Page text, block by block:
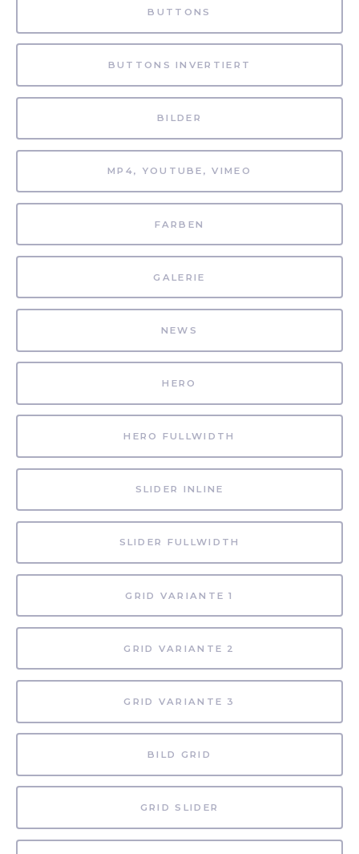
BUTTONS
BUTTONS INVERTIERT
BILDER
MP4, YOUTUBE, VIMEO
FARBEN
GALERIE
NEWS
HERO
HERO FULLWIDTH
SLIDER INLINE
SLIDER FULLWIDTH
GRID VARIANTE 1
GRID VARIANTE 2
GRID VARIANTE 3
BILD GRID
GRID SLIDER